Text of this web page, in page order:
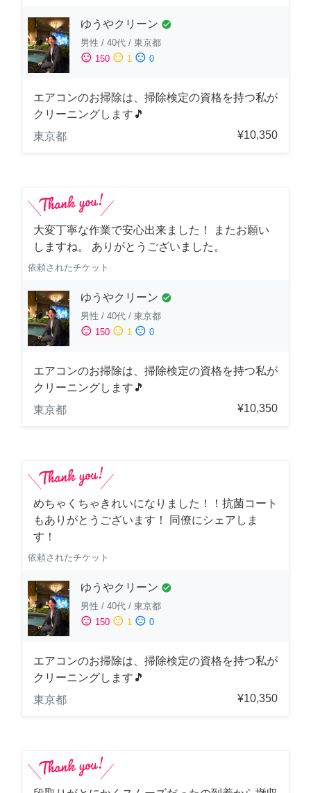
ゆうやクリーン check_circle
男性 / 40代 / 東京都
sentiment_satisfied 150 sentiment_neutral 1 sentiment_dissatisfied 0
エアコンのお掃除は、掃除検定の資格を持つ私が
クリーニングします🎵
東京都
¥10,350
大変丁寧な作業で安心出来ました！ またお願い
しますね。 ありがとうございました。
依頼されたチケット
ゆうやクリーン check_circle
男性 / 40代 / 東京都
sentiment_satisfied 150 sentiment_neutral 1 sentiment_dissatisfied 0
エアコンのお掃除は、掃除検定の資格を持つ私が
クリーニングします🎵
東京都
¥10,350
めちゃくちゃきれいになりました！！抗菌コート
もありがとうございます！ 同僚にシェアしま
す！
依頼されたチケット
ゆうやクリーン check_circle
男性 / 40代 / 東京都
sentiment_satisfied 150 sentiment_neutral 1 sentiment_dissatisfied 0
エアコンのお掃除は、掃除検定の資格を持つ私が
クリーニングします🎵
東京都
¥10,350